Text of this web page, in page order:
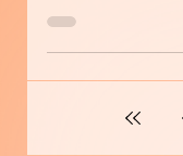
Srdečně vás
prvňáčků